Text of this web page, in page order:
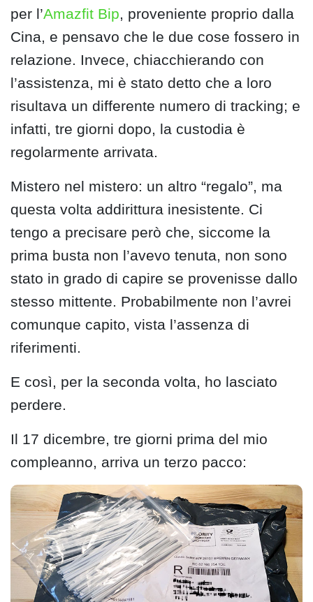
per l’Amazfit Bip, proveniente proprio dalla
Cina, e pensavo che le due cose fossero in
relazione. Invece, chiacchierando con
l’assistenza, mi è stato detto che a loro
risultava un differente numero di tracking; e
infatti, tre giorni dopo, la custodia è
regolarmente arrivata.
Mistero nel mistero: un altro “regalo”, ma
questa volta addirittura inesistente. Ci
tengo a precisare però che, siccome la
prima busta non l’avevo tenuta, non sono
stato in grado di capire se provenisse dallo
stesso mittente. Probabilmente non l’avrei
comunque capito, vista l’assenza di
riferimenti.
E così, per la seconda volta, ho lasciato
perdere.
Il 17 dicembre, tre giorni prima del mio
compleanno, arriva un terzo pacco: